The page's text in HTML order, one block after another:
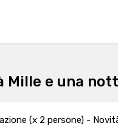
Mille e una
(x 2 persone) -